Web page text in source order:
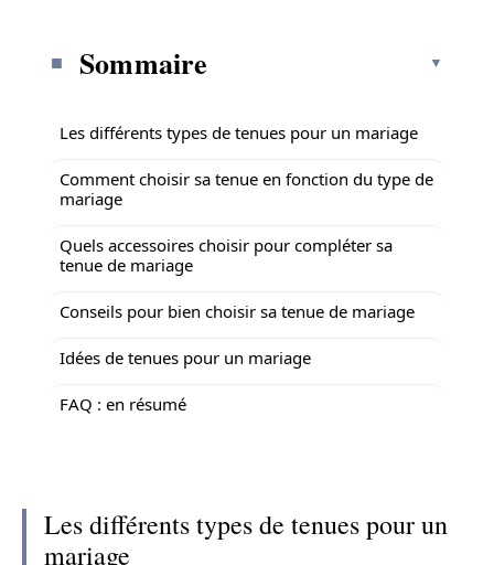
Sommaire
Les différents types de tenues pour un mariage
Comment choisir sa tenue en fonction du type de
mariage
Quels accessoires choisir pour compléter sa
tenue de mariage
Conseils pour bien choisir sa tenue de mariage
Idées de tenues pour un mariage
FAQ : en résumé
Les différents types de tenues pour un
mariage